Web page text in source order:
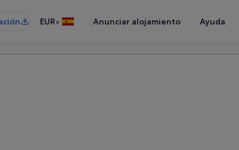
EUR• Anunciar alojamiento Ayuda